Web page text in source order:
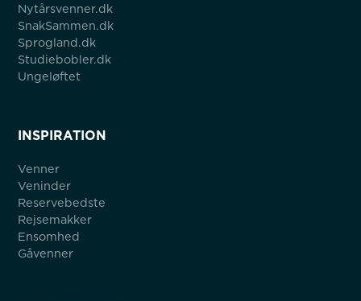
Nytårsvenner.dk
SnakSammen.dk
Sprogland.dk
Studiebobler.dk
Ungeløftet
INSPIRATION
Venner
Veninder
Reservebedste
Rejsemakker
Ensomhed
Gåvenner